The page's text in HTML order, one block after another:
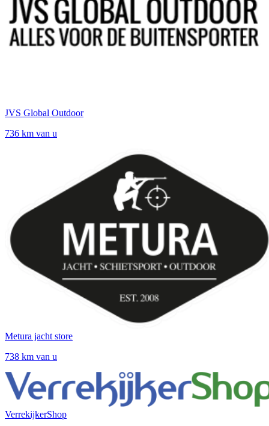
JVS Global Outdoor
736 km van u
Metura jacht store
738 km van u
VerrekijkerShop